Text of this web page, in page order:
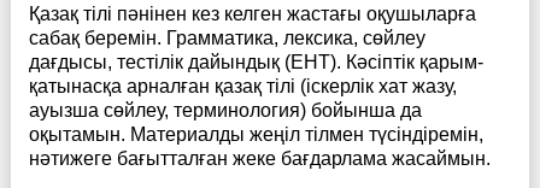
Қазақ тілі пәнінен кез келген жастағы оқушыларға
сабақ беремін. Грамматика, лексика, сөйлеу
дағдысы, тестілік дайындық (ЕНТ). Кәсіптік қарым-
қатынасқа арналған қазақ тілі (іскерлік хат жазу,
ауызша сөйлеу, терминология) бойынша да
оқытамын. Материалды жеңіл тілмен түсіндіремін,
нәтижеге бағытталған жеке бағдарлама жасаймын.